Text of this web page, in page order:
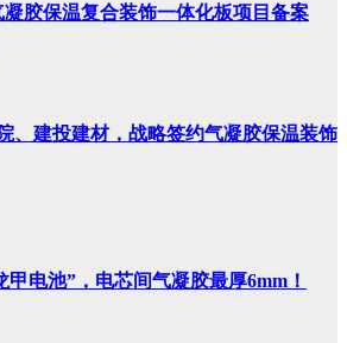
胶保温复合装饰一体化板项目备案
、建投建材，战略签约气凝胶保温装饰
甲电池”，电芯间气凝胶最厚6mm！